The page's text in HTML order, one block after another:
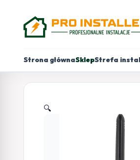
Strona głównaSklepStrefa
🔍